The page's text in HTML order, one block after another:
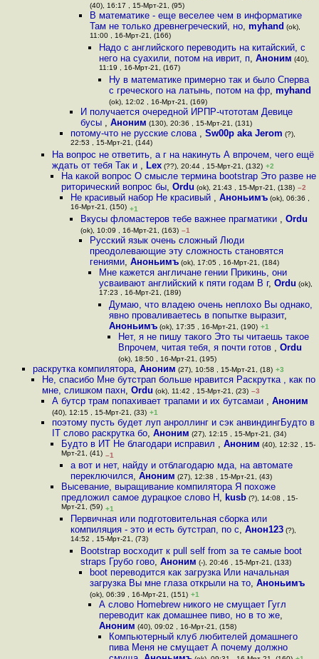
(40), 16:17 , 15-Мрт-21, (95)
В математике - еще веселее чем в информатике
Там не только древнегреческий, но, myhand (ok),
11:00 , 16-Мрт-21, (166)
Надо с английского переводить на китайский, с
него на суахили, потом на иврит, п,Аноним (40),
11:19 , 16-Мрт-21, (167)
Ну в математике примерно так и было Сперва
с греческого на латынь, потом на фр, myhand
(ok), 12:02 , 16-Мрт-21, (169)
И получается очередной ИРПР-чтототам Девице
бусы , Аноним (130), 20:36 , 15-Мрт-21, (131)
потому-что не русские слова ,Sw00p aka Jerom (?),
22:53 , 15-Мрт-21, (144)
На вопрос не ответить, а г на накинуть А впрочем, чего ещё
ждать от тебя Так и , Lex(??), 20:44 , 15-Мрт-21, (132) +2
На какой вопрос О смысле термина bootstrap Это разве не
риторический вопрос бы, Ordu (ok), 21:43 , 15-Мрт-21, (138) –2
Не красивый набор Не красивый ,Аноньимъ (ok), 06:36 ,
16-Мрт-21, (150) +1
Вкусы фломастеров тебе важнее прагматики , Ordu
(ok), 10:09 , 16-Мрт-21, (163) –1
Русский язык очень сложный Люди
преодолевающие эту сложность становятся
гениями, Аноньимъ(ok), 17:05 , 16-Мрт-21, (184)
Мне кажется англичане гении Прикинь, они
усваивают английский к пяти годам В г,Ordu (ok),
17:23 , 16-Мрт-21, (189)
Думаю, что владею очень неплохо Вы однако,
явно проваливаетесь в попытке выразит,
Аноньимъ(ok), 17:35 , 16-Мрт-21, (190) +1
Нет, я не пишу такого Это ты читаешь такое
Впрочем, читая тебя, я почти готов , Ordu
(ok), 18:50 , 16-Мрт-21, (195)
раскрутка компилятора, Аноним (27), 10:58 , 15-Мрт-21, (18) +3
Не, спасибо Мне бутстрап больше нравится Раскрутка , как по
мне, слишком пахн,Ordu (ok), 11:42 , 15-Мрт-21, (23) –3
А бутср трам попахивает трапами и их бутсамаи , Аноним
(40), 12:15 , 15-Мрт-21, (33) +1
поэтому пусть будет луп анроллинг и сэк анвиндингБудто в
IT слово раскрутка бо, Аноним (27), 12:15 , 15-Мрт-21, (34)
Будто в ИТ Не благодари исправил , Аноним (40), 12:32 , 15-
Мрт-21, (41) –1
а вот и нет, найду и отблагодарю мда, на автомате
переключился,Аноним (27), 12:38 , 15-Мрт-21, (43)
Высевание, выращивание компилятора Я похоже
предложил самое дурацкое слово Н, kusb(?), 14:08 , 15-
Мрт-21, (59) +1
Первичная или подготовительная сборка или
компиляция - это и есть бутстрап, по с,Анон123 (?),
14:52 , 15-Мрт-21, (73)
Bootstrap восходит к pull self from за те самые boot
straps Грубо гово, Аноним (-), 20:46 , 15-Мрт-21, (133)
boot переводится как загрузка Или начальная
загрузка Вы мне глаза открыли на то, Аноньимъ
(ok), 06:39 , 16-Мрт-21, (151) +1
А слово Homebrew никого не смущает Гугл
переводит как домашнее пиво, но в то же,
Аноним (40), 09:02 , 16-Мрт-21, (158)
Компьютерный клуб любителей домашнего
пива Меня не смущает А почему должно